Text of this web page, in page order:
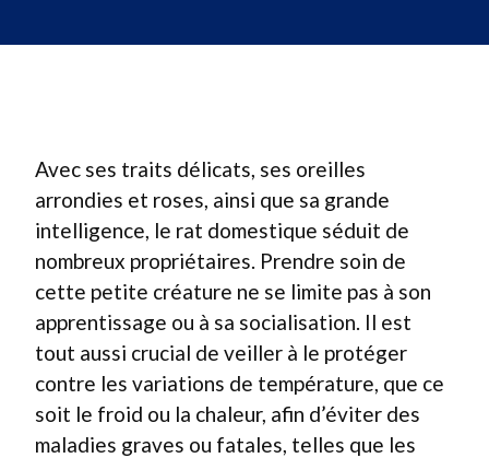
Avec ses traits délicats, ses oreilles
arrondies et roses, ainsi que sa grande
intelligence, le rat domestique séduit de
nombreux propriétaires. Prendre soin de
cette petite créature ne se limite pas à son
apprentissage ou à sa socialisation. Il est
tout aussi crucial de veiller à le protéger
contre les variations de température, que ce
soit le froid ou la chaleur, afin d’éviter des
maladies graves ou fatales, telles que les